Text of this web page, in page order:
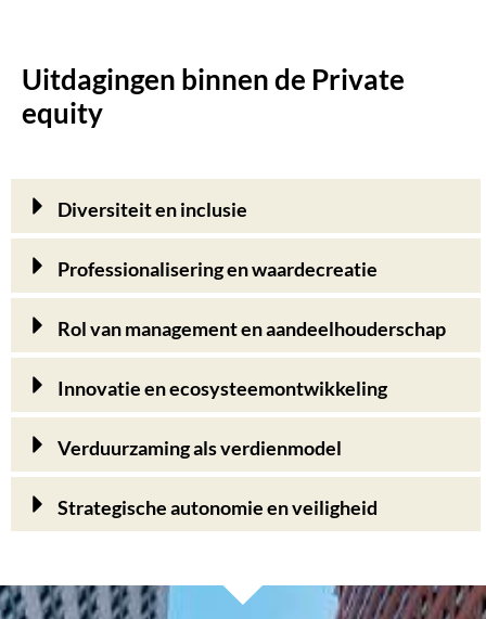
Uitdagingen binnen de Private
equity
Diversiteit en inclusie
Professionalisering en waardecreatie
Rol van management en aandeelhouderschap
Innovatie en ecosysteemontwikkeling
Verduurzaming als verdienmodel
Strategische autonomie en veiligheid